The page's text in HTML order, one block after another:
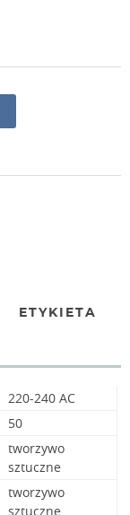
ETYKIETA
220-240 AC
50
tworzywo
sztuczne
tworzywo
sztuczne